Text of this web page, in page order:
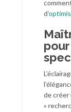
d’
de créer
»